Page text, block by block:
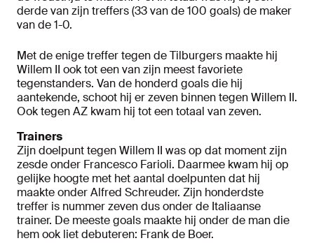
derde van zijn treffers (33 van de 100 goals) de maker
van de 1-0.
Met de enige treffer tegen de Tilburgers maakte hij
Willem II ook tot een van zijn meest favoriete
tegenstanders. Van de honderd goals die hij
aantekende, schoot hij er zeven binnen tegen Willem II.
Ook tegen AZ kwam hij tot een totaal van zeven.
Trainers
Zijn doelpunt tegen Willem II was op dat moment zijn
zesde onder Francesco Farioli. Daarmee kwam hij op
gelijke hoogte met het aantal doelpunten dat hij
maakte onder Alfred Schreuder. Zijn honderdste
treffer is nummer zeven dus onder de Italiaanse
trainer. De meeste goals maakte hij onder de man die
hem ook liet debuteren: Frank de Boer.